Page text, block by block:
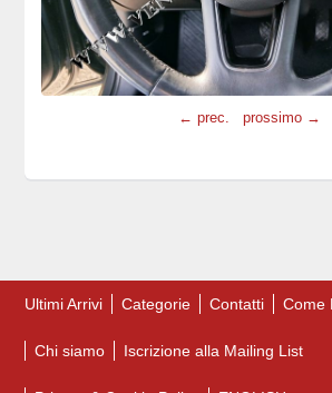
← prec. prossimo →
Ultimi Arrivi Categorie Contatti Come
Chi siamo Iscrizione alla Mailing List